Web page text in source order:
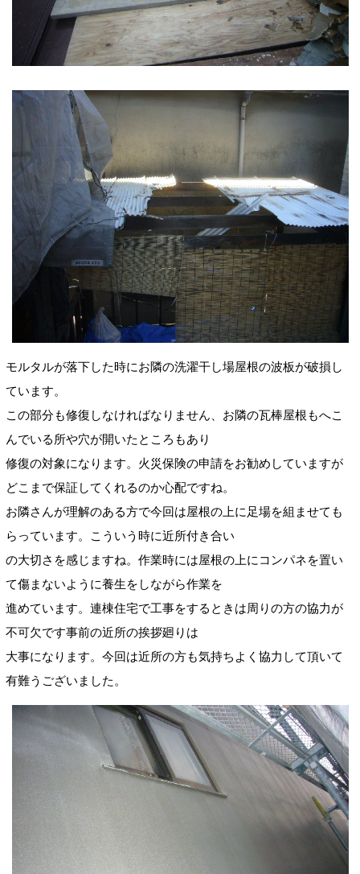
モルタルが落下した時にお隣の洗濯干し場屋根の波板が破損し
ています。
この部分も修復しなければなりません、お隣の瓦棒屋根もへこ
んでいる所や穴が開いたところもあり
修復の対象になります。火災保険の申請をお勧めしていますが
どこまで保証してくれるのか心配ですね。
お隣さんが理解のある方で今回は屋根の上に足場を組ませても
らっています。こういう時に近所付き合い
の大切さを感じますね。作業時には屋根の上にコンパネを置い
て傷まないように養生をしながら作業を
進めています。連棟住宅で工事をするときは周りの方の協力が
不可欠です事前の近所の挨拶廻りは
大事になります。今回は近所の方も気持ちよく協力して頂いて
有難うございました。